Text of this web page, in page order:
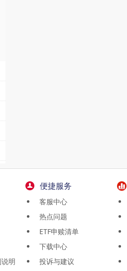
明
便捷服务
客服中心
热点问题
ETF申赎清单
下载中心
投诉与建议